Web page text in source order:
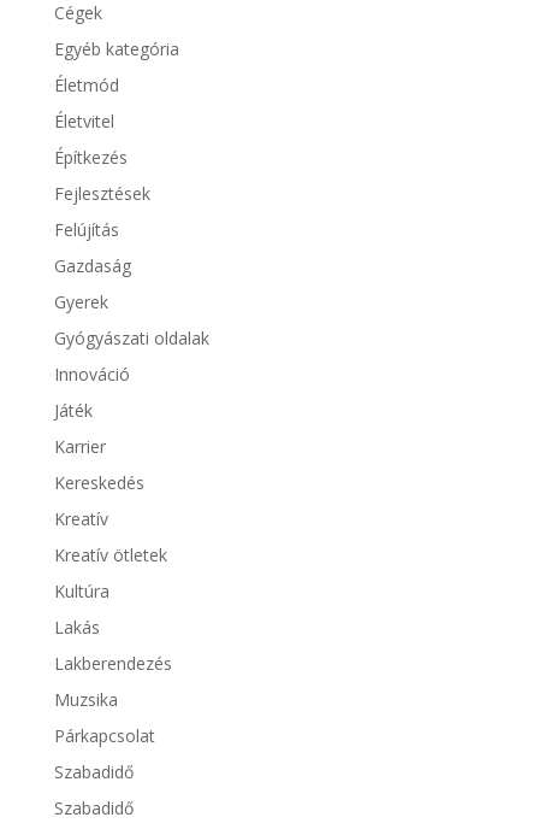
Cégek
Egyéb kategória
Életmód
Életvitel
Építkezés
Fejlesztések
Felújítás
Gazdaság
Gyerek
Gyógyászati oldalak
Innováció
Játék
Karrier
Kereskedés
Kreatív
Kreatív ötletek
Kultúra
Lakás
Lakberendezés
Muzsika
Párkapcsolat
Szabadidő
Szabadidő